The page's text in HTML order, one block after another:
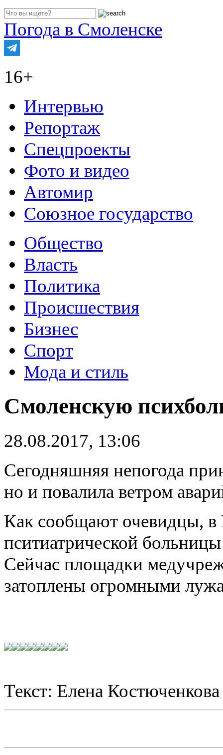
Погода в Смоленске
16+
Интервью
Репортаж
Спецпроекты
Фото и видео
Автомир
Союзное государство
Общество
Власть
Политика
Происшествия
Бизнес
Спорт
Мода и стиль
Смоленскую
28.08.2017, 13:06
Сегодняшняя непогода
но и повалила ветром
Как сообщают очевидцы, в
пситиатрической больницы
Сейчас площадки
затоплены огромными
Текст: Елена Костюченкова